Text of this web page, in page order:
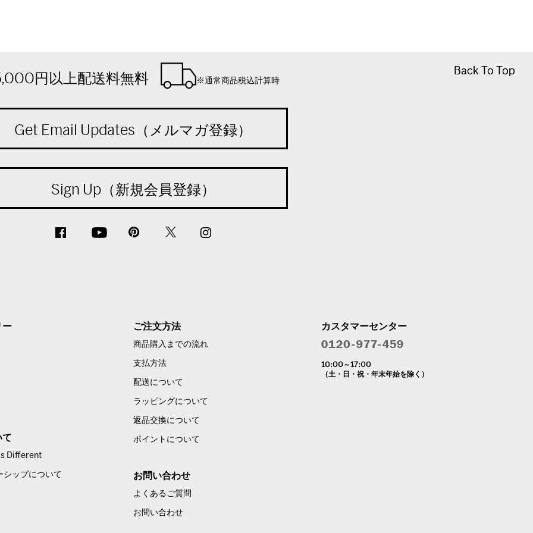
Back To Top
Back To Top
円以上配送料無料 ※通常商品税込計算時
Get Email Updates（メルマガ登録）
Sign Up（新規会員登録）
ー
て
Different
シップについて
ご注文方法
商品購入までの流れ
支払方法
配送について
ラッピングについて
返品交換について
ポイントについて
お問い合わせ
よくあるご質問
お問い合わせ
カスタマーセンター
10:00～17:00
（土・日・祝・年末年始を除く）